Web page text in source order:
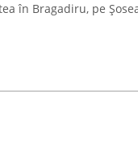
în Bragadiru, pe